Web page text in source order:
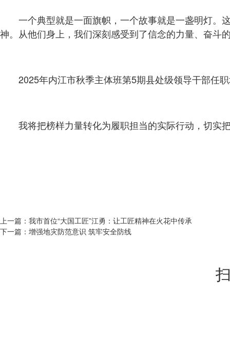
一个典型就是一面旗帜，一个故事就是一盏明灯。
神。从他们身上，我们深刻感受到了信念的力量、奋斗
2025年内江市秋季主体班第5期县处级领导干部任
我将把榜样力量转化为履职担当的实际行动，切实
上一篇： 我市首位“大国工匠”江勇：让工匠精神在火花中传承
下一篇： 增强地灾防范意识 筑牢安全防线